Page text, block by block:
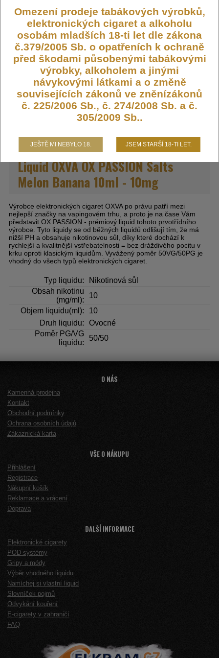
Výrobce:
Oxva
LIQ-OXVA-MELBAN-10
Dostupnost: Skladem
Počet ks:
392 ks
245,- KČ
DO KOŠÍKU
Liquid OXVA OX PASSION Salts
Melon Banana 10ml - 10mg
Výrobce elektronických cigaret OXVA po právu patří mezi
nejlepší značky na vapingovém trhu, a proto je na čase Vám
představit OX PASSION - prémiový liquid tohoto prvotřídního
výrobce. Tyto liquidy se od běžných liquidů odlišují tím, že má
nižší PH a obsahuje nikotinovou sůl, díky které dochází k
rychlejší a kvalitnější vstřebatelnosti = bez dráždivého pocitu v
krku oproti klasickým liquidům. Vyvážený poměr 50VG/50PG je
vhodný do všech typů elektronických cigaret.
Typ liquidu:
Nikotinová sůl
Obsah nikotinu
(mg/ml):
10
Objem liquidu(ml):
10
Druh liquidu:
Ovocné
Poměr PG/VG
liquidu:
50/50
O NÁS
Kamenná prodejna
Kontakt
Obchodní podmínky
Ochrana osobních údajů
Zákaznická karta
VŠE O NÁKUPU
Přihlášení
Registrace
Nákupní košík
Reklamace a vrácení
Doprava
DALŠÍ INFORMACE
Elektronické cigarety
POD systémy
Gripy a módy
Výběr vhodného liquidu
Namíchej si vlastní liquid
Slovníček pojmů
Odvykání kouření
E-cigarety v zahraničí
FAQ
Omezení prodeje tabákových výrobků,
elektronických cigaret a alkoholu
osobám mladších 18-ti let dle zákona
č.379/2005 Sb. o opatřeních k ochraně
před škodami působenými tabákovými
výrobky, alkoholem a jinými
návykovými látkami a o změně
souvisejících zákonů ve zněnízákonů
č. 225/2006 Sb., č. 274/2008 Sb. a č.
305/2009 Sb..
JEŠTĚ MI NEBYLO 18. JSEM STARŠÍ 18-TI LET.